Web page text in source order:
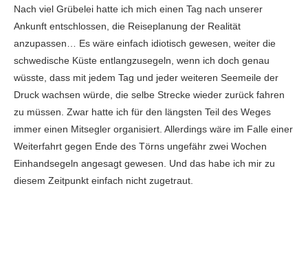
Nach viel Grübelei hatte ich mich einen Tag nach unserer
Ankunft entschlossen, die Reiseplanung der Realität
anzupassen… Es wäre einfach idiotisch gewesen, weiter die
schwedische Küste entlangzusegeln, wenn ich doch genau
wüsste, dass mit jedem Tag und jeder weiteren Seemeile der
Druck wachsen würde, die selbe Strecke wieder zurück fahren
zu müssen. Zwar hatte ich für den längsten Teil des Weges
immer einen Mitsegler organisiert. Allerdings wäre im Falle einer
Weiterfahrt gegen Ende des Törns ungefähr zwei Wochen
Einhandsegeln angesagt gewesen. Und das habe ich mir zu
diesem Zeitpunkt einfach nicht zugetraut.